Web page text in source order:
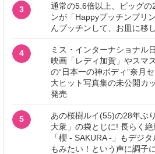
3
通常の5.6倍以上、ビッグの
ンが「Happyプッチンプリ
んプッチンして、お皿に移
4
ミス・インターナショナル
映画「レディ加賀」やスマ
の“日本一の神ボディ”奈月
大ヒット写真集の未公開カ
発売
5
あの桜樹ルイ(55)の28年ぶ
大衆」の袋とじに! 長らく
「櫻 - SAKURA -」もデジ
もみたい！という声に調子